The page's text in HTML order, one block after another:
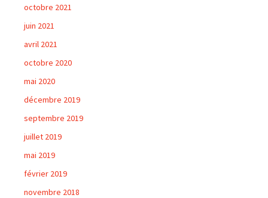
octobre 2021
juin 2021
avril 2021
octobre 2020
mai 2020
décembre 2019
septembre 2019
juillet 2019
mai 2019
février 2019
novembre 2018